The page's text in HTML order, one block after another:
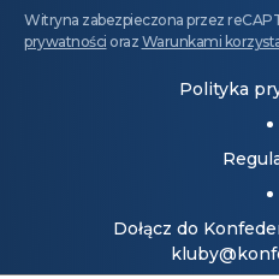
Witryna zabezpieczona przez
prywatności oraz Warunkami
Polityka
Dołącz do